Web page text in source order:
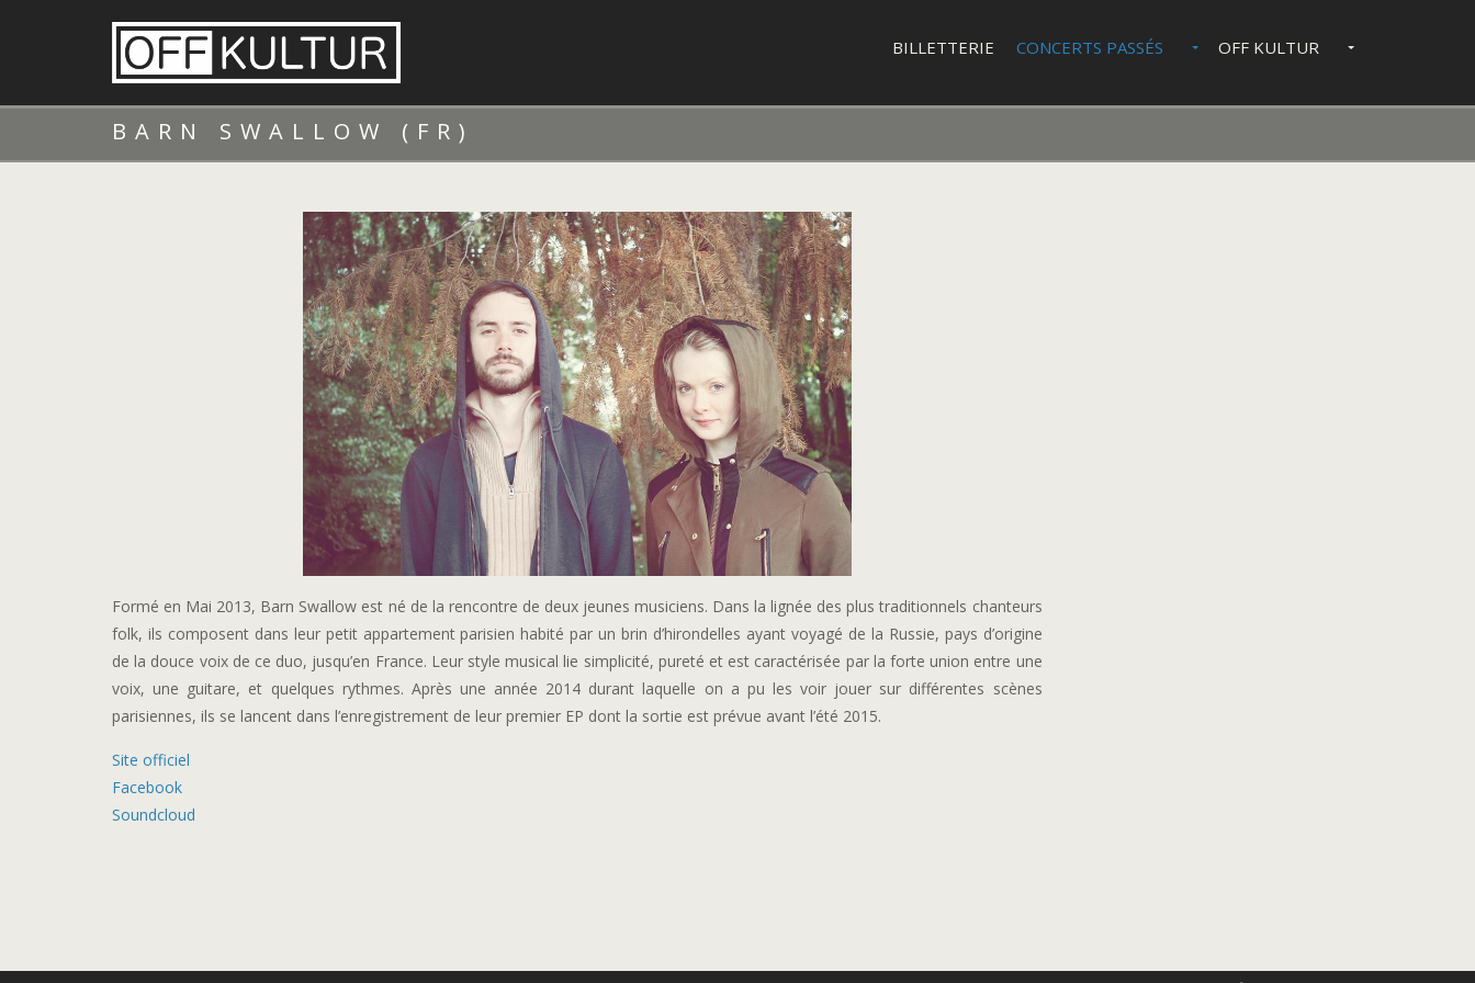
BILLETTERIE CONCERTS PASSÉS OFF KULTUR
BARN SWALLOW (FR)
Formé en Mai 2013, Barn Swallow est né de la rencontre de deux jeunes musiciens. Dans la lignée des plus traditionnels chanteurs
folk, ils composent dans leur petit appartement parisien habité par un brin d’hirondelles ayant voyagé de la Russie, pays d’origine
de la douce voix de ce duo, jusqu’en France. Leur style musical lie simplicité, pureté et est caractérisée par la forte union entre une
voix, une guitare, et quelques rythmes. Après une année 2014 durant laquelle on a pu les voir jouer sur différentes scènes
parisiennes, ils se lancent dans l’enregistrement de leur premier EP dont la sortie est prévue avant l’été 2015.
Site officiel
Facebook
Soundcloud